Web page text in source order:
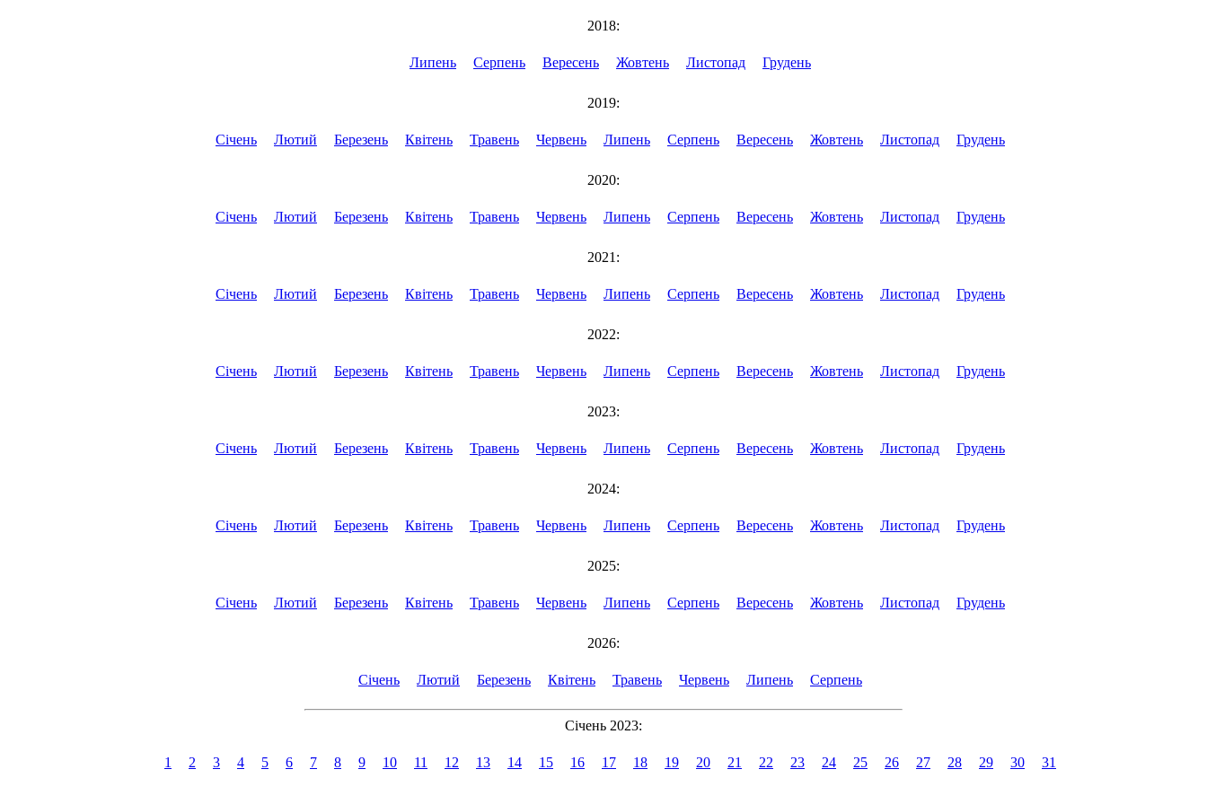
2018:
Липень Серпень Вересень Жовтень Листопад Грудень
2019:
Січень Лютий Березень Квітень Травень Червень Липень Серпень Вересень Жовтень Листопад Грудень
2020:
Січень Лютий Березень Квітень Травень Червень Липень Серпень Вересень Жовтень Листопад Грудень
2021:
Січень Лютий Березень Квітень Травень Червень Липень Серпень Вересень Жовтень Листопад Грудень
2022:
Січень Лютий Березень Квітень Травень Червень Липень Серпень Вересень Жовтень Листопад Грудень
2023:
Січень Лютий Березень Квітень Травень Червень Липень Серпень Вересень Жовтень Листопад Грудень
2024:
Січень Лютий Березень Квітень Травень Червень Липень Серпень Вересень Жовтень Листопад Грудень
2025:
Січень Лютий Березень Квітень Травень Червень Липень Серпень Вересень Жовтень Листопад Грудень
2026:
Січень Лютий Березень Квітень Травень Червень Липень Серпень
Січень 2023:
1 2 3 4 5 6 7 8 9 10 11 12 13 14 15 16 17 18 19 20 21 22 23 24 25 26 27 28 29 30 31